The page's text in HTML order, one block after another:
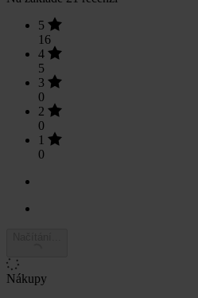
5
16
4
5
3
0
2
0
1
0
Nákupy